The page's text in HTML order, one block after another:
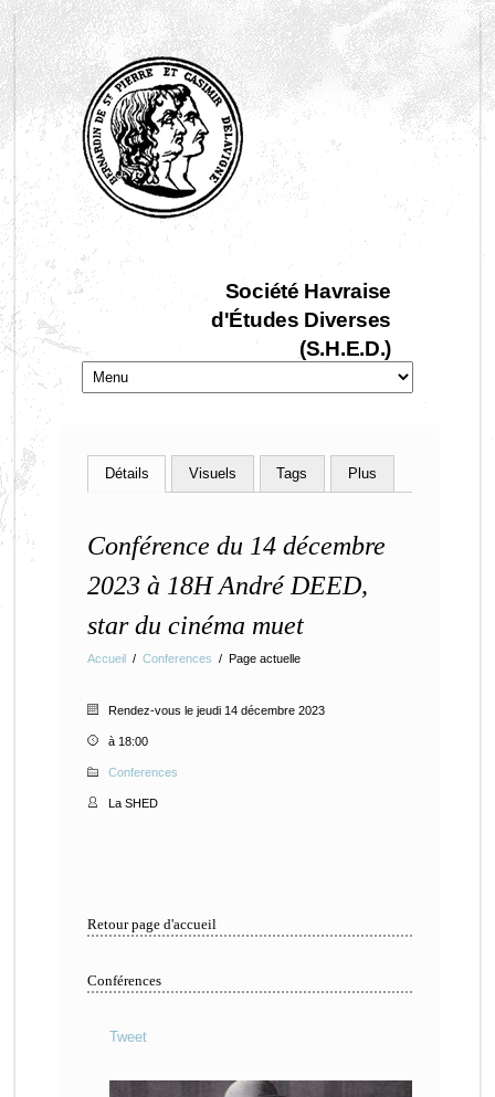
Société Havraise
d'Études Diverses
(S.H.E.D.)
Détails Visuels Tags Plus
Conférence du 14 décembre
2023 à 18H André DEED,
star du cinéma muet
Accueil / Conferences / Page actuelle
Rendez-vous le jeudi 14 décembre 2023
à 18:00
Conferences
La SHED
Retour page d'accueil
Conférences
Tweet